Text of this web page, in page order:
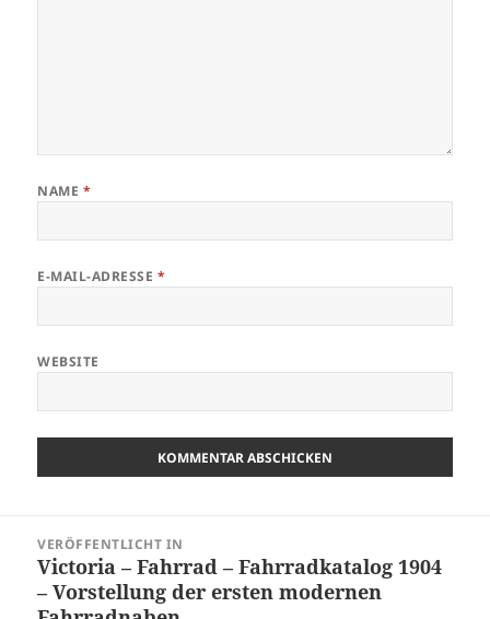
NAME *
E-MAIL-ADRESSE *
WEBSITE
VERÖFFENTLICHT IN
Victoria – Fahrrad – Fahrradkatalog 1904
– Vorstellung der ersten modernen